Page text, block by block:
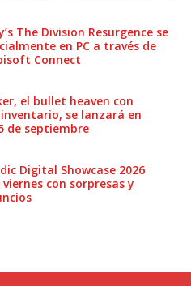
The Division Resurgence se
en PC a través de
Connect
el bullet heaven con
se lanzará en
de septiembre
Digital Showcase 2026
con sorpresas y